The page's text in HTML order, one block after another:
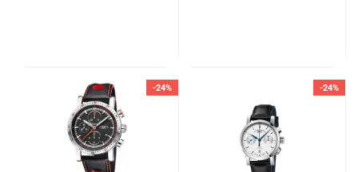
-24% -24%